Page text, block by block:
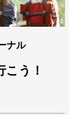
ナル
こう！